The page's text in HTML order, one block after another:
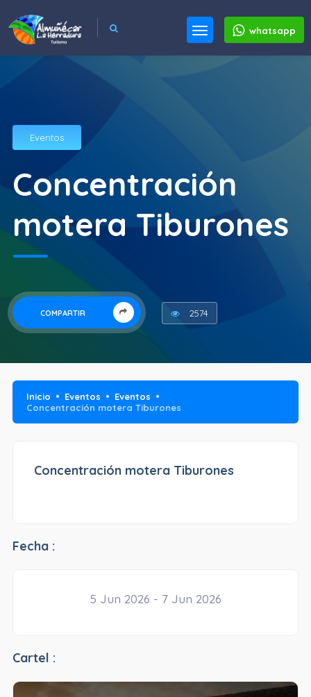
whatsapp
Eventos
Concentración
motera Tiburones
COMPARTIR 2574
Inicio Eventos
Eventos
Concentración motera Tiburones
Concentración motera Tiburones
Fecha :
5 Jun 2026 - 7 Jun 2026
Cartel :